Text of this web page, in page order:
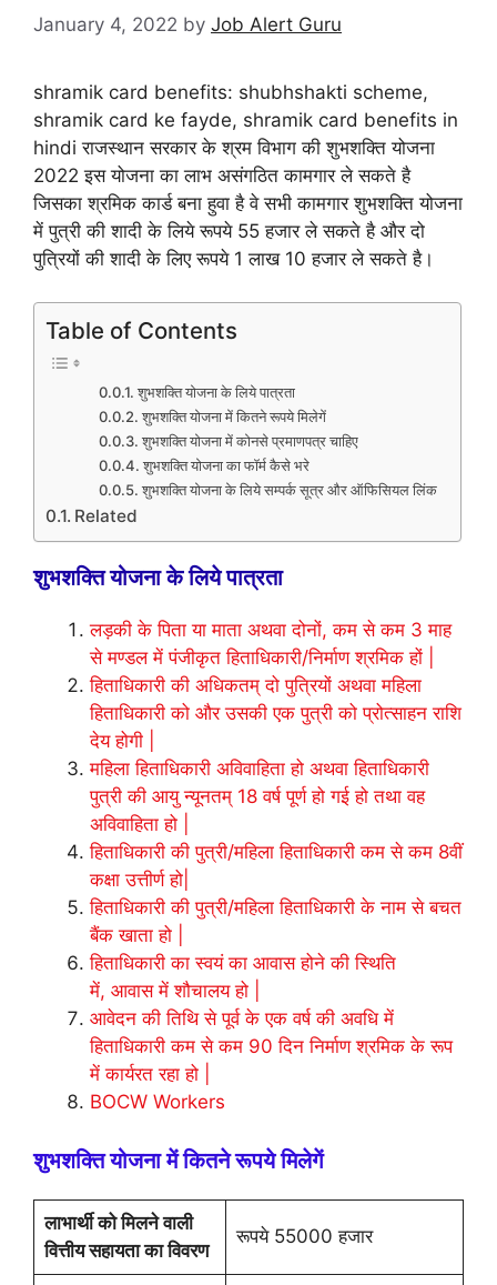
January 4, 2022 by Job Alert Guru
shramik card benefits: shubhshakti scheme,
shramik card ke fayde, shramik card benefits in
hindi राजस्थान सरकार के श्रम विभाग की शुभशक्ति योजना
2022 इस योजना का लाभ असंगठित कामगार ले सकते है
जिसका श्रमिक कार्ड बना हुवा है वे सभी कामगार शुभशक्ति योजना
में पुत्री की शादी के लिये रूपये 55 हजार ले सकते है और दो
पुत्रियों की शादी के लिए रूपये 1 लाख 10 हजार ले सकते है।
Table of Contents
शुभशक्ति योजना के लिये पात्रता
शुभशक्ति योजना में कितने रूपये मिलेगें
शुभशक्ति योजना में कोनसे प्रमाणपत्र चाहिए
शुभशक्ति योजना का फॉर्म कैसे भरे
शुभशक्ति योजना के लिये सम्पर्क सूत्र और ऑफिसियल लिंक
Related
शुभशक्ति योजना के लिये पात्रता
लड़की के पिता या माता अथवा दोनों, कम से कम 3 माह
से मण्डल में पंजीकृत हिताधिकारी/निर्माण श्रमिक हों |
हिताधिकारी की अधिकतम् दो पुत्रियों अथवा महिला
हिताधिकारी को और उसकी एक पुत्री को प्रोत्साहन राशि
देय होगी |
महिला हिताधिकारी अविवाहिता हो अथवा हिताधिकारी
पुत्री की आयु न्यूनतम् 18 वर्ष पूर्ण हो गई हो तथा वह
अविवाहिता हो |
हिताधिकारी की पुत्री/महिला हिताधिकारी कम से कम 8वीं
कक्षा उत्तीर्ण हो|
हिताधिकारी की पुत्री/महिला हिताधिकारी के नाम से बचत
बैंक खाता हो |
हिताधिकारी का स्वयं का आवास होने की स्थिति
में, आवास में शौचालय हो |
आवेदन की तिथि से पूर्व के एक वर्ष की अवधि में
हिताधिकारी कम से कम 90 दिन निर्माण श्रमिक के रूप
में कार्यरत रहा हो |
BOCW Workers
शुभशक्ति योजना में कितने रूपये मिलेगें
लाभार्थी को मिलने वाली
वित्तीय सहायता का विवरण
रूपये 55000 हजार